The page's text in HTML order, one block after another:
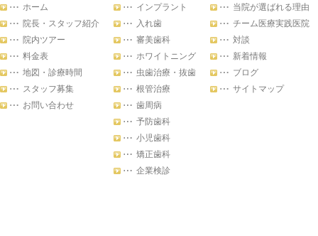
ホーム
院長・スタッフ紹介
院内ツアー
料金表
地図・診療時間
スタッフ募集
お問い合わせ
インプラント
入れ歯
審美歯科
ホワイトニング
虫歯治療・抜歯
根管治療
歯周病
予防歯科
小児歯科
矯正歯科
企業検診
当院が選ばれる理由
チーム医療実践医院
対談
新着情報
ブログ
サイトマップ